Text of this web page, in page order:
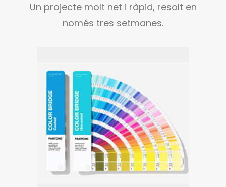
Un projecte molt net i ràpid, resolt en
només tres setmanes.